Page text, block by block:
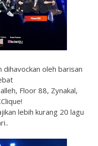
dihavockan oleh barisan
Floor 88, Zynakal,
lebih kurang 20 lagu